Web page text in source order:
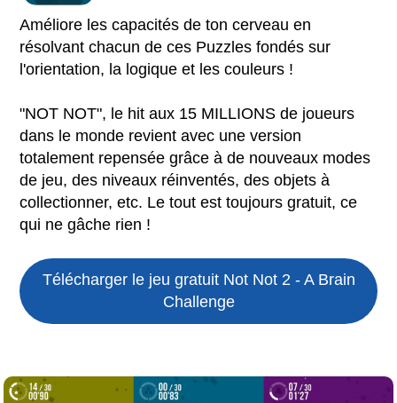
Améliore les capacités de ton cerveau en
résolvant chacun de ces Puzzles fondés sur
l'orientation, la logique et les couleurs !
"NOT NOT", le hit aux 15 MILLIONS de joueurs
dans le monde revient avec une version
totalement repensée grâce à de nouveaux modes
de jeu, des niveaux réinventés, des objets à
collectionner, etc. Le tout est toujours gratuit, ce
qui ne gâche rien !
Télécharger le jeu gratuit Not Not 2 - A Brain
Challenge